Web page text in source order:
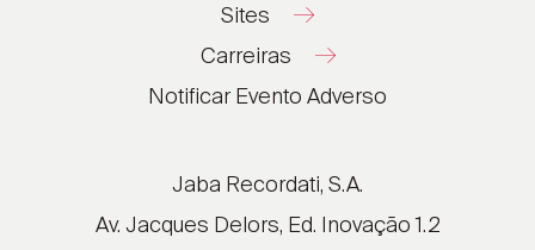
Sites
®
®
Carreiras
Notificar Evento Adverso
Jaba Recordati, S.A.
Av. Jacques Delors, Ed. Inovação 1.2